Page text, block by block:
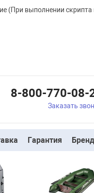
(При выполнении
8-800-770-08-
Заказать
Гарантия